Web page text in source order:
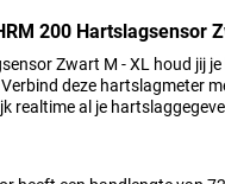
200 Hartslagsensor
Zwart M - XL houd jij
deze hartslagmeter
realtime al je